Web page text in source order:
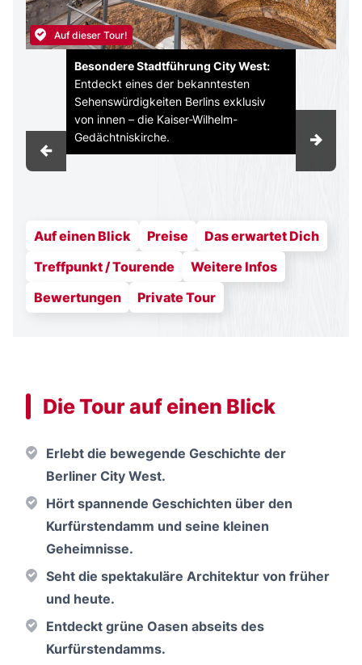
Auf dieser Tour!
Besondere Stadtführung City West:
Entdeckt eines der bekanntesten
Sehenswürdigkeiten Berlins exklusiv
von innen – die Kaiser-Wilhelm-
Gedächtniskirche.
Auf einen Blick Preise
Das erwartet Dich
Treffpunkt / Tourende
Weitere Infos
Bewertungen
Private Tour
Die Tour auf einen Blick
Erlebt die bewegende Geschichte der
Berliner City West.
Hört spannende Geschichten über den
Kurfürstendamm und seine kleinen
Geheimnisse.
Seht die spektakuläre Architektur von früher
und heute.
Entdeckt grüne Oasen abseits des
Kurfürstendamms.